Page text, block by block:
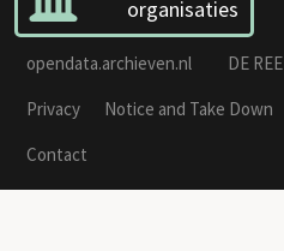
organisaties
opendata.archieven.nl DE REE
Privacy
Notice and Take Down
Contact